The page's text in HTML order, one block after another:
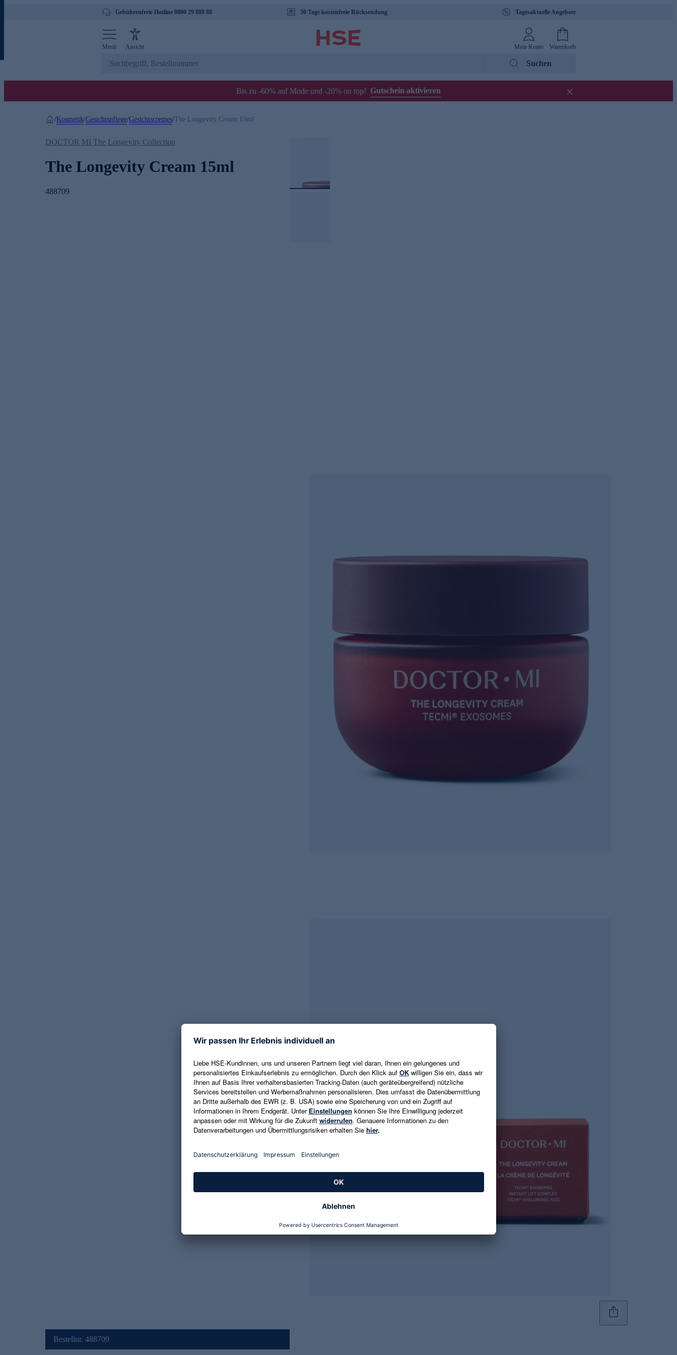
Gebührenfreie Hotline 0800 29 888 88 30 Tage kostenfreie Rücksendung Tagesaktuelle Angebote
Menü Ansicht Mein Konto Warenkorb
Suchen
Bis zu -60% auf Mode und -20% on top! Gutschein aktivieren
/Kosmetik/Gesichtspflege/Gesichtscremes/The Longevity Cream 15ml
DOCTOR MI The Longevity Collection
The Longevity Cream 15ml
488709
Bestellnr. 488709